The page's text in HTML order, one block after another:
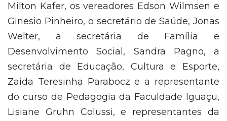
Milton Kafer, os vereadores Edson Wilmsen e
Ginesio Pinheiro, o secretário de Saúde, Jonas
Welter, a secretária de Família e
Desenvolvimento Social, Sandra Pagno, a
secretária de Educação, Cultura e Esporte,
Zaida Teresinha Parabocz e a representante
do curso de Pedagogia da Faculdade Iguaçu,
Lisiane Gruhn Colussi, e representantes da